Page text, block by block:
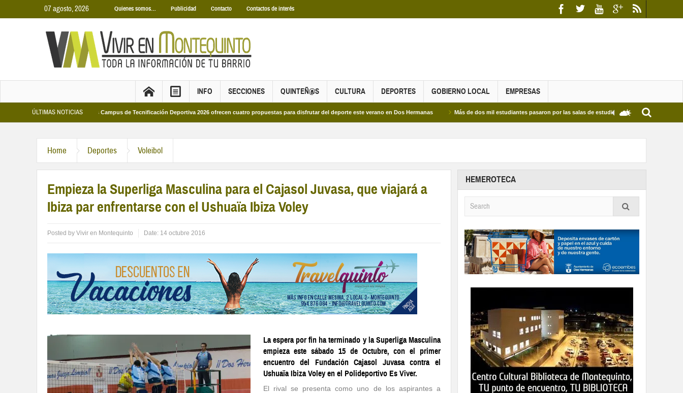
07 agosto, 2026 Quienes somos… Publicidad Contacto Contactos de interés
INFO SECCIONES QUINTEÑ@S CULTURA DEPORTES GOBIERNO LOCAL EMPRESAS
ÚLTIMAS NOTICIAS
2026 Los Campus de Tecnificación Deportiva 2026 ofrecen cuatro propuestas para disfrutar del deporte este verano en Dos Hermanas Más de dos mil estudiantes pasaron por las salas de estudio de las Bibliotecas Municipales y
Home Deportes Voleibol
Empieza la Superliga Masculina para el Cajasol Juvasa, que viajará a
Ibiza par enfrentarse con el Ushuaïa Ibiza Voley
Posted by Vivir en Montequinto Date: 14 octubre 2016
La espera por fin ha terminado y la Superliga Masculina
empieza este sábado 15 de Octubre, con el primer
encuentro del Fundación Cajasol Juvasa contra el
Ushuaïa Ibiza Voley en el Polideportivo Es Viver.
El rival se presenta como uno de los aspirantes a
HEMEROTECA